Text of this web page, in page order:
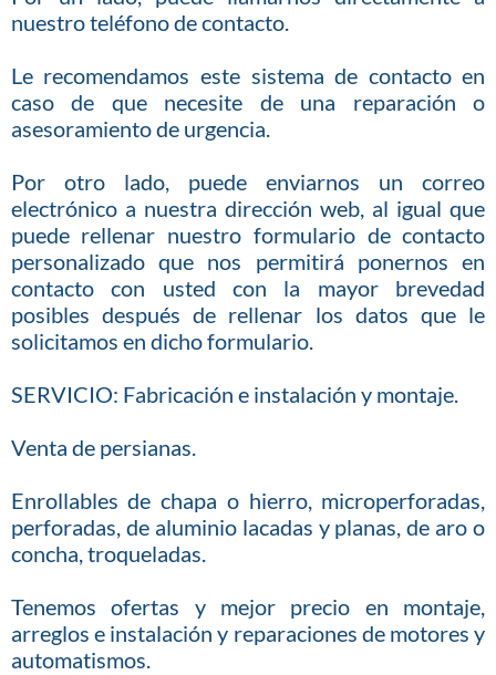
nuestro teléfono de contacto.
Le recomendamos este sistema de contacto en
caso de que necesite de una reparación o
asesoramiento de urgencia.
Por otro lado, puede enviarnos un correo
electrónico a nuestra dirección web, al igual que
puede rellenar nuestro formulario de contacto
personalizado que nos permitirá ponernos en
contacto con usted con la mayor brevedad
posibles después de rellenar los datos que le
solicitamos en dicho formulario.
SERVICIO: Fabricación e instalación y montaje.
Venta de persianas.
Enrollables de chapa o hierro, microperforadas,
perforadas, de aluminio lacadas y planas, de aro o
concha, troqueladas.
Tenemos ofertas y mejor precio en montaje,
arreglos e instalación y reparaciones de motores y
automatismos.